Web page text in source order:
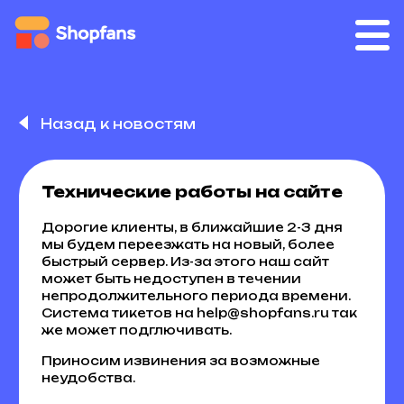
Назад к новостям
Технические работы на сайте
Дорогие клиенты, в ближайшие 2-3 дня
мы будем переезжать на новый, более
быстрый сервер. Из-за этого наш сайт
может быть недоступен в течении
непродолжительного периода времени.
Система тикетов на help@shopfans.ru так
же может подглючивать.
Приносим извинения за возможные
неудобства.